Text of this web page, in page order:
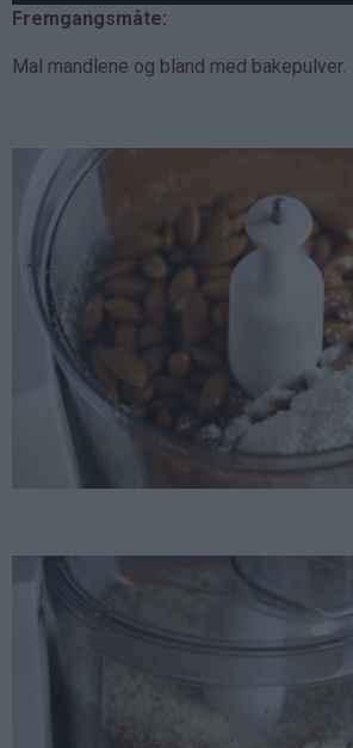
Fremgangsmåte:
Mal mandlene og bland med bakepulver.